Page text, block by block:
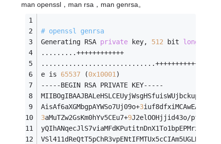
man openssl，man rsa，man genrsa。
# openssl genrsa
Generating RSA private key, 512 bit long
.........++++++++++++
.............................++++++++++++
e is 65537 (0x10001)
-----BEGIN RSA PRIVATE KEY-----
AisAf6aXGMbgpAYWSo7Uj09o+3
3aMuTZw2GsKm0hYv5CEu7+9J2elOOHjjid43o/